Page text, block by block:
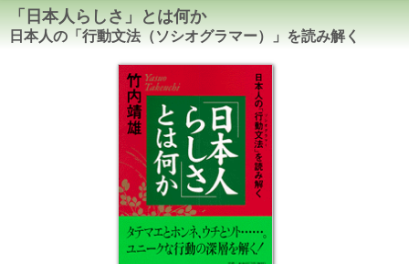
「日本人らしさ」とは何か
日本人の「行動文法（ソシオグラマー）」を読み解く